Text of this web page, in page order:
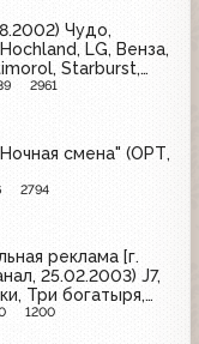
Чудо,
LG, Венза,
Starburst,
2961
смена" (ОРТ,
2794
реклама [г.
25.02.2003) J7,
Три богатыря,
Рондо,
1200